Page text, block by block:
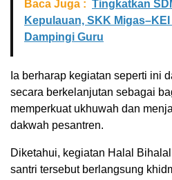
Baca Juga : Tingkatkan
Kepulauan, SKK
Dampingi Guru
Ia berharap kegiatan seperti ini
secara berkelanjutan sebagai
memperkuat ukhuwah dan
dakwah pesantren.
Diketahui, kegiatan Halal
santri tersebut berlangsung